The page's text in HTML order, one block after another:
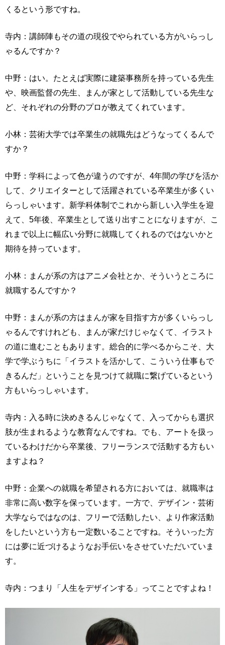
くるという形ですね。
寺内：講師陣もその道の現役でやられている方がいらっし
ゃるんですか？
中野：はい。たとえば実際に建築事務所を持っている先生
や、映画監督の先生、まんが家として活動している先生な
ど、それぞれの分野のプロが教えてくれています。
小林：芸術大学では卒業生の就職先はどうなってくるんで
すか？
中野：学科によって色が違うのですが、4年間の学びを活か
して、クリエイターとして活躍されている卒業生が多くい
らっしゃいます。新学科体制でこれから新しい入学生を迎
えて、5年後、卒業生として送り出すことになりますが、こ
れまで以上に幅広い分野に就職してくれるのではないかと
期待を持っています。
小林：まんが系の方はアニメ会社とか、そういうところに
就職するんですか？
中野：まんが系の方はまんが家を目指す方が多くいらっし
ゃるんですけれども、まんが家だけじゃなくて、イラスト
の道に進むこともあります。総合的に学べるからこそ、大
学で学ぶうちに「イラストを活かして、こういう仕事もで
きるんだ」ということを見つけて就職に繋げているという
方もいらっしゃいます。
寺内：入る時に決めきるんじゃなくて、入ってからも選択
肢が生まれるような教育なんですね。でも、アートを扱っ
ているわけだから卒業後、フリーランスで活動する方もい
ますよね？
中野：企業への就職を希望される方においては、就職率は
非常に高い数字を保っています。一方で、デザイン・芸術
大学ならではなのは、フリーで活動したい、より作家活動
をしたいという方も一定数いることですね。そういった方
には夢に近づけるようなお手伝いをさせていただいていま
す。
寺内：つまり「人生をデザインする」ってことですよね！